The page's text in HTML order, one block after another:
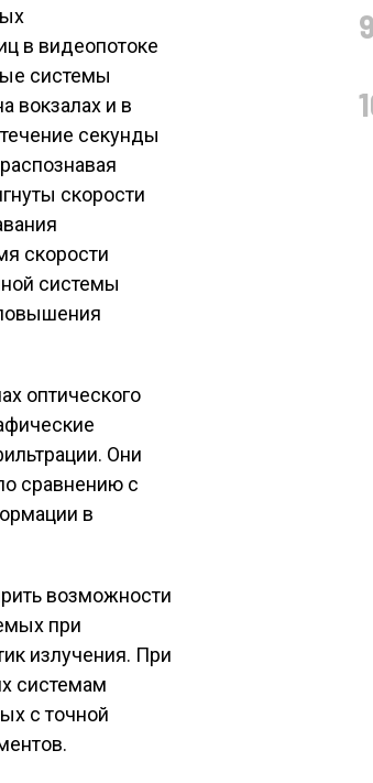
в видеопотоке
системы
вокзалах и в
секунды
скорости
скорости
системы
оптического
Они
сравнению с
в
возможности
при
излучения. При
системам
с точной